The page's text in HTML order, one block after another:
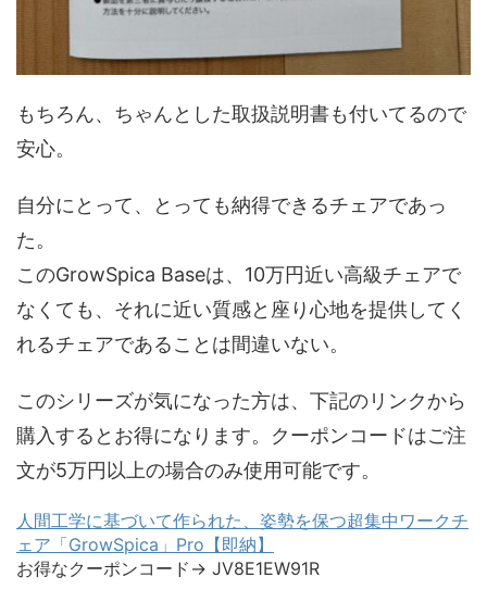
もちろん、ちゃんとした取扱説明書も付いてるので
安心。
自分にとって、とっても納得できるチェアであっ
た。
このGrowSpica Baseは、10万円近い高級チェアで
なくても、それに近い質感と座り心地を提供してく
れるチェアであることは間違いない。
このシリーズが気になった方は、下記のリンクから
購入するとお得になります。クーポンコードはご注
文が5万円以上の場合のみ使用可能です。
人間工学に基づいて作られた、姿勢を保つ超集中ワークチ
ェア「GrowSpica」Pro【即納】
お得なクーポンコード→ JV8E1EW91R